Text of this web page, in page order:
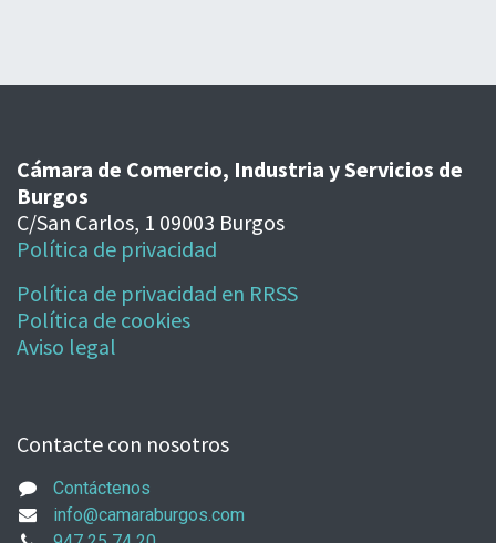
Cámara de Comercio, Industria y Servicios de
Burgos
C/San Carlos, 1 09003 Burgos
Política de privacidad
Política de privacidad en RRSS
Política de cookies
Aviso legal
Contacte con nosotros
Contáctenos
info@camaraburgos.com